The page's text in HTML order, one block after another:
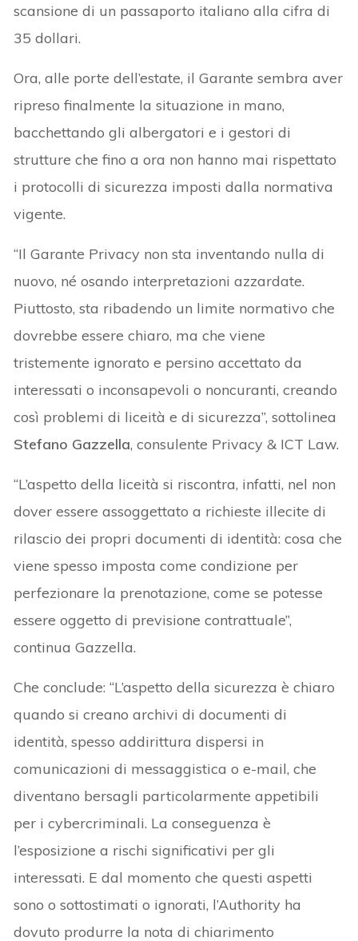
scansione di un passaporto italiano alla cifra di
35 dollari.
Ora, alle porte dell’estate, il Garante sembra aver
ripreso finalmente la situazione in mano,
bacchettando gli albergatori e i gestori di
strutture che fino a ora non hanno mai rispettato
i protocolli di sicurezza imposti dalla normativa
vigente.
“Il Garante Privacy non sta inventando nulla di
nuovo, né osando interpretazioni azzardate.
Piuttosto, sta ribadendo un limite normativo che
dovrebbe essere chiaro, ma che viene
tristemente ignorato e persino accettato da
interessati o inconsapevoli o noncuranti, creando
così problemi di liceità e di sicurezza”, sottolinea
Stefano Gazzella, consulente Privacy & ICT Law.
“L’aspetto della liceità si riscontra, infatti, nel non
dover essere assoggettato a richieste illecite di
rilascio dei propri documenti di identità: cosa che
viene spesso imposta come condizione per
perfezionare la prenotazione, come se potesse
essere oggetto di previsione contrattuale”,
continua Gazzella.
Che conclude: “L’aspetto della sicurezza è chiaro
quando si creano archivi di documenti di
identità, spesso addirittura dispersi in
comunicazioni di messaggistica o e-mail, che
diventano bersagli particolarmente appetibili
per i cybercriminali. La conseguenza è
l’esposizione a rischi significativi per gli
interessati. E dal momento che questi aspetti
sono o sottostimati o ignorati, l’Authority ha
dovuto produrre la nota di chiarimento